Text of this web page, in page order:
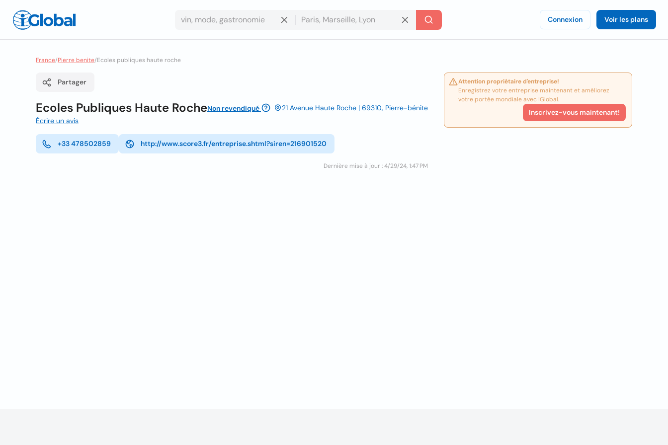
Connexion Voir les plans
France/Pierre benite/Ecoles publiques haute roche
Partager
Ecoles Publiques Haute RocheNon revendiqué
21 Avenue Haute Roche | 69310, Pierre-bénite
Écrire un avis
+33 478502859 http://www.score3.fr/entreprise.shtml?siren=216901520
Dernière mise à jour : 4/29/24, 1:47 PM
Attention propriétaire d'entreprise!
Enregistrez votre entreprise maintenant et améliorez
votre portée mondiale avec iGlobal.
Inscrivez-vous maintenant!